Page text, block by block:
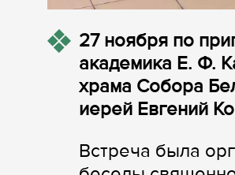
27 ноября по
академика Е. Ф.
храма Собора
иерей Евгений
Встреча была